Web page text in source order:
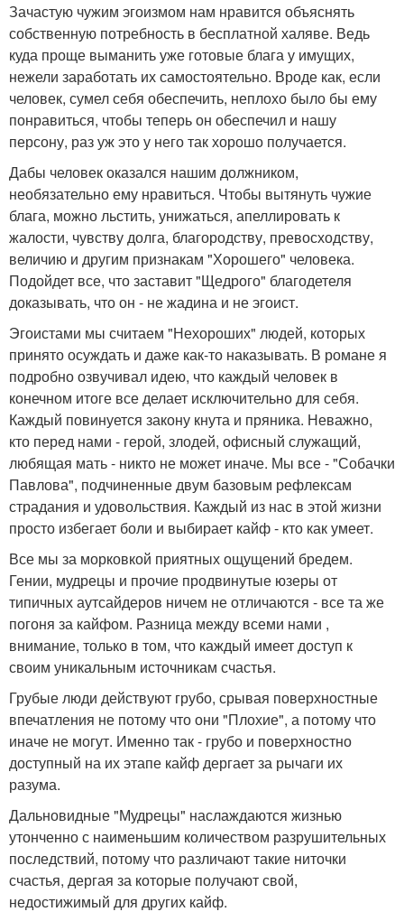
Зачастую чужим эгоизмом нам нравится объяснять
собственную потребность в бесплатной халяве. Ведь
куда проще выманить уже готовые блага у имущих,
нежели заработать их самостоятельно. Вроде как, если
человек, сумел себя обеспечить, неплохо было бы ему
понравиться, чтобы теперь он обеспечил и нашу
персону, раз уж это у него так хорошо получается.
Дабы человек оказался нашим должником,
необязательно ему нравиться. Чтобы вытянуть чужие
блага, можно льстить, унижаться, апеллировать к
жалости, чувству долга, благородству, превосходству,
величию и другим признакам "Хорошего" человека.
Подойдет все, что заставит "Щедрого" благодетеля
доказывать, что он - не жадина и не эгоист.
Эгоистами мы считаем "Нехороших" людей, которых
принято осуждать и даже как-то наказывать. В романе я
подробно озвучивал идею, что каждый человек в
конечном итоге все делает исключительно для себя.
Каждый повинуется закону кнута и пряника. Неважно,
кто перед нами - герой, злодей, офисный служащий,
любящая мать - никто не может иначе. Мы все - "Собачки
Павлова", подчиненные двум базовым рефлексам
страдания и удовольствия. Каждый из нас в этой жизни
просто избегает боли и выбирает кайф - кто как умеет.
Все мы за морковкой приятных ощущений бредем.
Гении, мудрецы и прочие продвинутые юзеры от
типичных аутсайдеров ничем не отличаются - все та же
погоня за кайфом. Разница между всеми нами ,
внимание, только в том, что каждый имеет доступ к
своим уникальным источникам счастья.
Грубые люди действуют грубо, срывая поверхностные
впечатления не потому что они "Плохие", а потому что
иначе не могут. Именно так - грубо и поверхностно
доступный на их этапе кайф дергает за рычаги их
разума.
Дальновидные "Мудрецы" наслаждаются жизнью
утонченно с наименьшим количеством разрушительных
последствий, потому что различают такие ниточки
счастья, дергая за которые получают свой,
недостижимый для других кайф.